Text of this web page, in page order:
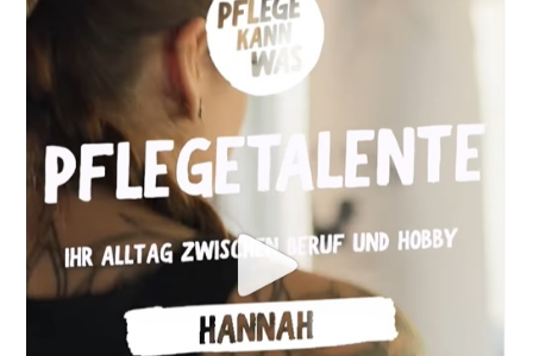
Ambulanter Hospizberatungsdienst
Trauerarbeit
Engagement
Veranstaltungen